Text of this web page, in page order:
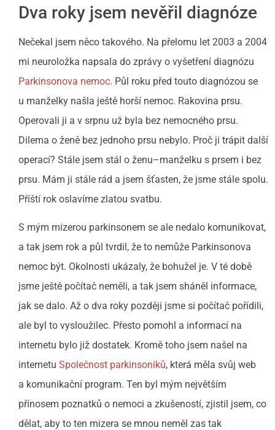
Dva roky jsem nevěřil diagnóze
Nečekal jsem něco takového. Na přelomu let 2003 a 2004
mi neuroložka napsala do zprávy o vyšetření diagnózu
Parkinsonova nemoc. Půl roku před touto diagnózou se
u manželky našla ještě horší nemoc. Rakovina prsu.
Operovali ji a v srpnu už byla bez nemocného prsu.
Dilema o ženě bez jednoho prsu nebylo. Proč ji trápit další
operací? Stále jsem stál o ženu–manželku s prsem i bez
prsu. Mám ji stále rád a jsem šťasten, že jsme stále spolu.
Příští rok oslavíme zlatou svatbu.
S mým mizerou parkinsonem se ale nedalo komunikovat,
a tak jsem rok a půl tvrdil, že to nemůže Parkinsonova
nemoc být. Okolnosti ukázaly, že bohužel je. V té době
jsme ještě počítač neměli, a tak jsem sháněl informace,
jak se dalo. Až o dva roky později jsme si počítač pořídili,
ale byl to vysloužilec. Přesto pomohl a informací na
internetu bylo již dostatek. Kromě toho jsem našel na
internetu Společnost parkinsoniků, která měla svůj web
a komunikační program. Ten byl mým největším
přínosem poznatků o nemoci a zkušeností, zjistil jsem, co
dělat, aby to ten mizera se mnou neměl zas tak